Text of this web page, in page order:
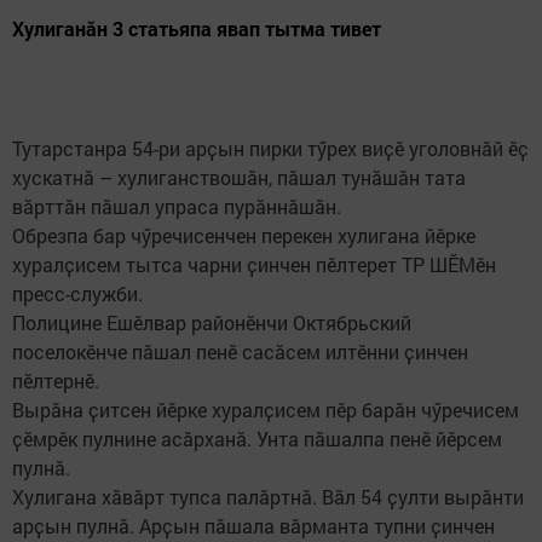
Хулиганӑн 3 статьяпа явап тытма тивет
Тутарстанра 54-ри арҫын пирки тӳрех виҫӗ уголовнӑй ӗҫ
хускатнӑ – хулиганствошӑн, пӑшал тунӑшӑн тата
вӑрттӑн пӑшал упраса пурӑннӑшӑн.
Обрезпа бар чӳречисенчен перекен хулигана йӗрке
хуралҫисем тытса чарни ҫинчен пӗлтерет ТР ШӖМӗн
пресс-служби.
Полицине Ешӗлвар районӗнчи Октябрьский
поселокӗнче пӑшал пенӗ сасӑсем илтӗнни ҫинчен
пӗлтернӗ.
Вырӑна ҫитсен йӗрке хуралҫисем пӗр барӑн чӳречисем
ҫӗмрӗк пулнине асӑрханӑ. Унта пӑшалпа пенӗ йӗрсем
пулнӑ.
Хулигана хӑвӑрт тупса палӑртнӑ. Вӑл 54 ҫулти вырӑнти
арҫын пулнӑ. Арҫын пӑшала вӑрманта тупни ҫинчен